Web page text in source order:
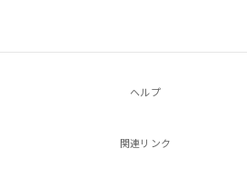
ヘルプ
関連リンク